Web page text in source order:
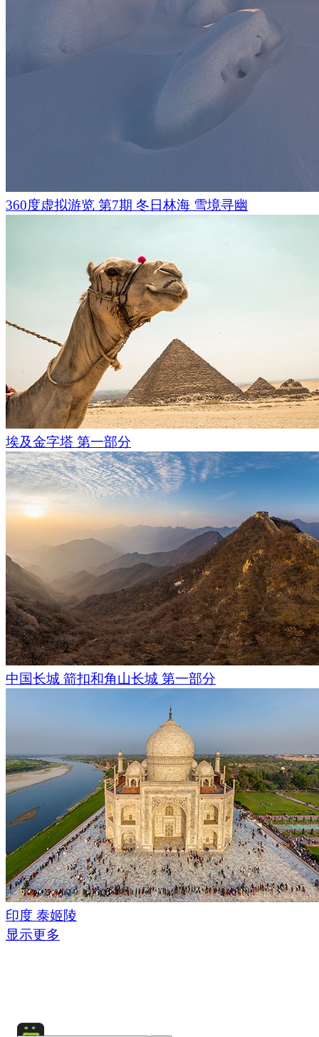
360度虚拟游览 第7期 冬日林海 雪境寻幽
埃及金字塔 第一部分
中国长城 箭扣和角山长城 第一部分
印度 泰姬陵
显示更多